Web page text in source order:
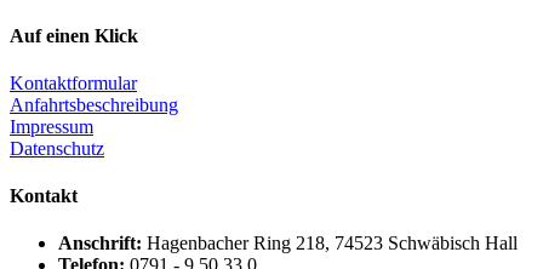
Auf einen Klick
Kontaktformular
Anfahrtsbeschreibung
Impressum
Datenschutz
Kontakt
Anschrift: Hagenbacher Ring 218, 74523 Schwäbisch Hall